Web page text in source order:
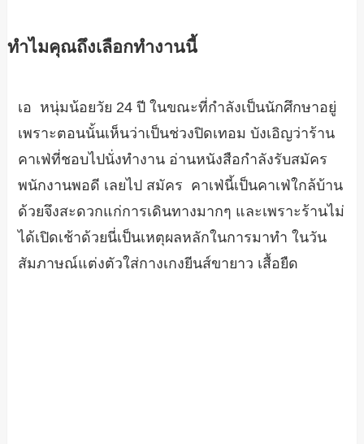
ทำไมคุณถึงเลือกทำงานนี้
เอ หนุ่มน้อยวัย 24 ปี ในขณะที่กำลังเป็นนักศึกษาอยู่
เพราะตอนนั้นเห็นว่าเป็นช่วงปิดเทอม บังเอิญว่าร้าน
คาเฟ่ที่ชอบไปนั่งทำงาน อ่านหนังสือกำลังรับสมัคร
พนักงานพอดี เลยไป สมัคร คาเฟ่นี้เป็นคาเฟ่ใกล้บ้าน
ด้วยจึงสะดวกแก่การเดินทางมากๆ และเพราะร้านไม่
ได้เปิดเช้าด้วยนี่เป็นเหตุผลหลักในการมาทำ ในวัน
สัมภาษณ์แต่งตัวใส่กางเกงยีนส์ขายาว เสื้อยืด